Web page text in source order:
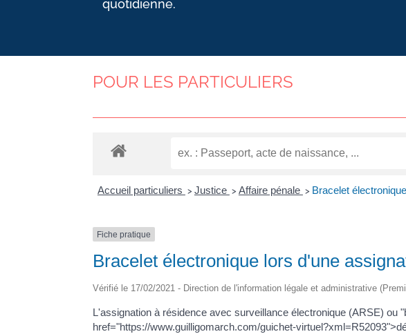
quotidienne.
POUR LES PARTICULIERS
Accueil particuliers > Justice > Affaire pénale > Bracelet
Fiche pratique
Bracelet électronique lors d'une
Vérifié le 17/02/2021 - Direction de l'information légale et administrative
L'assignation à résidence avec surveillance électronique (ARSE) ou
href="https://www.guilligomarch.com/guichet-